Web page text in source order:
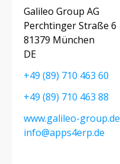
Galileo Group AG
Perchtinger Straße 6
81379 München
DE
+49 (89) 710 463 60
+49 (89) 710 463 88
www.galileo-group.de
info@apps4erp.de